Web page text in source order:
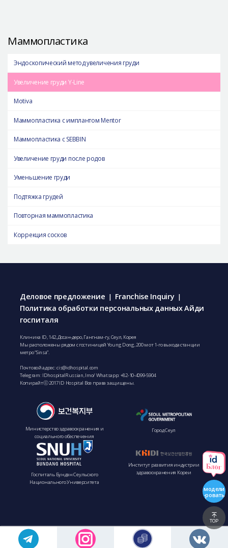
Маммопластика
Эндоскопический метод увеличения груди
Увеличение груди Y-Line
Motiva
Маммопластика с имплантом Mentor
Маммопластика с SEBBIN
Увеличение груди после родов
Уменьшение груди
Подтяжка грудей
Повторная маммопластика
Коррекция сосков
Деловое предложение | Franchise Inquiry |
Политика обработки персональных данных Айди
госпиталя
Клиника ID, 142, Досан-деро, Гангнам-гу, Сеул, Корея
Мы расположены рядом с гостиницей Young Dong, 200 м от 1-го выхода станции
метро “Sinsa”.
Почтовой адрес:cis@idhospital.com
Telegram: IDhospitalRussian, Imo/ Whatsapp: +82-10-4099-5904
Копирайтⓒ 2017 ID Hospital Все права защищены.
Министерство здравоохранения и
социального обеспечения
Город Сеул
Госпиталь Бундан Сеульского
Национального Университета
Институт развития индустрии
здравоохранения Кореи
модели
-ровать
TOP